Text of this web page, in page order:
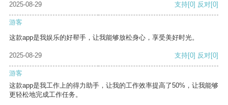
2025-08-29 支持[0] 反对[0]
游客
这款app是我娱乐的好帮手，让我能够放松身心，享受美好时光。
2025-08-29 支持[0] 反对[0]
游客
这款app是我工作上的得力助手，让我的工作效率提高了50%，让我能够
更轻松地完成工作任务。